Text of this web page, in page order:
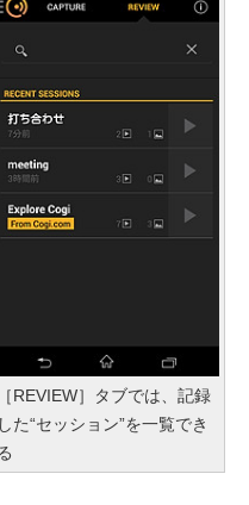
［REVIEW］タブでは、記録
した“セッション”を一覧でき
る